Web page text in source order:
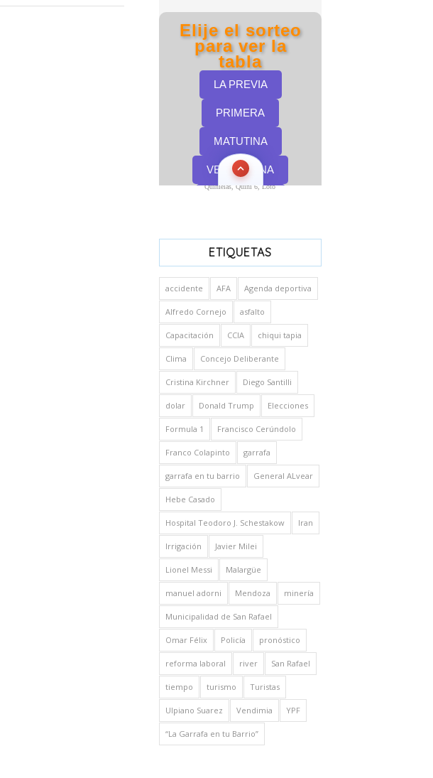
Quinielas, Quini 6, Loto
ETIQUETAS
accidente AFA Agenda deportiva
Alfredo Cornejo asfalto
Capacitación CCIA chiqui tapia
Clima Concejo Deliberante
Cristina Kirchner Diego Santilli
dolar Donald Trump Elecciones
Formula 1 Francisco Cerúndolo
Franco Colapinto garrafa
garrafa en tu barrio General ALvear
Hebe Casado
Hospital Teodoro J. Schestakow Iran
Irrigación Javier Milei
Lionel Messi Malargüe
manuel adorni Mendoza minería
Municipalidad de San Rafael
Omar Félix Policía pronóstico
reforma laboral river San Rafael
tiempo turismo Turistas
Ulpiano Suarez Vendimia YPF
“La Garrafa en tu Barrio”